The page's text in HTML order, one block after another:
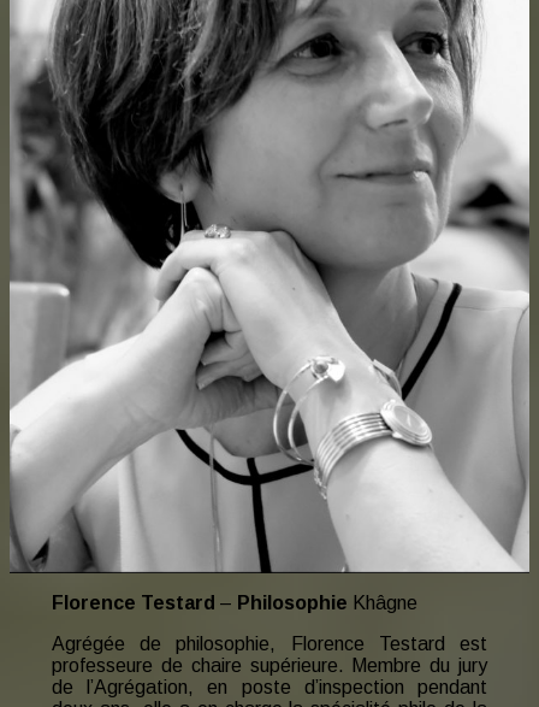
Florence Testard – Philosophie Khâgne
Agrégée de philosophie, Florence Testard est
professeure de chaire supérieure. Membre du jury
de l’Agrégation, en poste d’inspection pendant